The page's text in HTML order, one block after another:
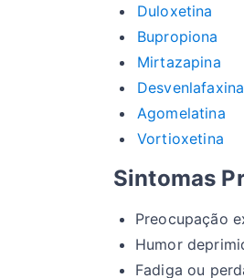
Duloxetina
Bupropiona
Mirtazapina
Desvenlafaxina
Agomelatina
Vortioxetina
Sintomas
Preocupação
Humor
Fadiga ou